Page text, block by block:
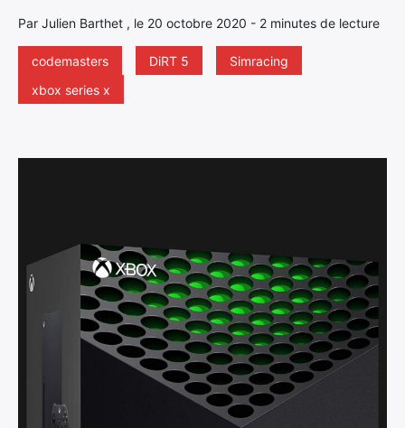
Par Julien Barthet , le 20 octobre 2020 - 2 minutes de lecture
codemasters DiRT 5
Simracing
xbox series x